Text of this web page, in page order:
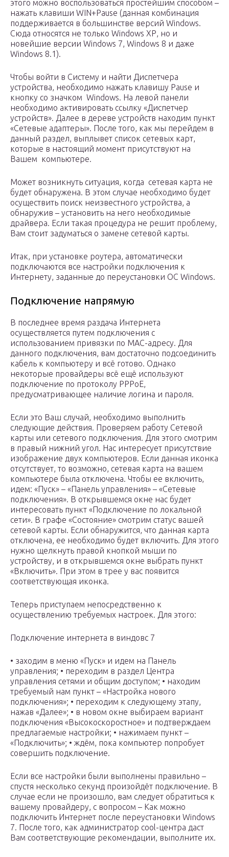
этого можно воспользоваться простейшим способом –
нажать клавиши WIN+Pause (данная комбинация
поддерживается в большинстве версий Windows.
Сюда относятся не только Windows ХР, но и
новейшие версии Windows 7, Windows 8 и даже
Windows 8.1).
Чтобы войти в Систему и найти Диспетчера
устройства, необходимо нажать клавишу Pause и
кнопку со значком Windows. На левой панели
необходимо активировать ссылку «Диспетчер
устройств». Далее в дереве устройств находим пункт
«Сетевые адаптеры». После того, как мы перейдем в
данный раздел, выплывет список сетевых карт,
которые в настоящий момент присутствуют на
Вашем компьютере.
Может возникнуть ситуация, когда сетевая карта не
будет обнаружена. В этом случае необходимо будет
осуществить поиск неизвестного устройства, а
обнаружив – установить на него необходимые
драйвера. Если такая процедура не решит проблему,
Вам стоит задуматься о замене сетевой карты.
Итак, при установке роутера, автоматически
подключаются все настройки подключения к
Интернету, заданные до переустановки ОС Windows.
Подключение напрямую
В последнее время раздача Интернета
осуществляется путем подключения с
использованием привязки по МАС-адресу. Для
данного подключения, вам достаточно подсоединить
кабель к компьютеру и всё готово. Однако
некоторые провайдеры всё ещё используют
подключение по протоколу РРРоЕ,
предусматривающее наличие логина и пароля.
Если это Ваш случай, необходимо выполнить
следующие действия. Проверяем работу Сетевой
карты или сетевого подключения. Для этого смотрим
в правый нижний угол. Нас интересует присутствие
изображение двух компьютеров. Если данная иконка
отсутствует, то возможно, сетевая карта на вашем
компьютере была отключена. Чтобы ее включить,
идем: «Пуск» – «Панель управления» – «Сетевые
подключения». В открывшемся окне нас будет
интересовать пункт «Подключение по локальной
сети». В графе «Состояние» смотрим статус вашей
сетевой карты. Если обнаружится, что данная карта
отключена, ее необходимо будет включить. Для этого
нужно щелкнуть правой кнопкой мыши по
устройству, и в открывшемся окне выбрать пункт
«Включить». При этом в трее у вас появится
соответствующая иконка.
Теперь приступаем непосредственно к
осуществлению требуемых настроек. Для этого:
Подключение интернета в виндовс 7
• заходим в меню «Пуск» и идем на Панель
управления; • переходим в раздел Центра
управления сетями и общим доступом; • находим
требуемый нам пункт – «Настройка нового
подключения»; • переходим к следующему этапу,
нажав «Далее»; • в новом окне выбираем вариант
подключения «Высокоскоростное» и подтверждаем
предлагаемые настройки; • нажимаем пункт –
«Подключить»; • ждём, пока компьютер попробует
совершить подключение.
Если все настройки были выполнены правильно –
спустя несколько секунд произойдёт подключение. В
случае если не произошло, вам следует обратиться к
вашему провайдеру, с вопросом – Как можно
подключить Интернет после переустановки Windows
7. После того, как администратор сооl-центра даст
Вам соответствующие рекомендации, выполните их.